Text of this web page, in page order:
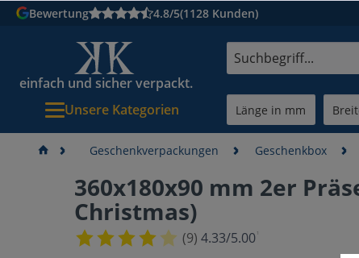
Bewertung 4.8/5(1128 Kunden)
einfach und sicher verpackt.
Unsere Kategorien
Geschenkverpackungen Geschenkbox
360x180x90 mm 2er
Christmas)
(9) 4.33/5.00¹